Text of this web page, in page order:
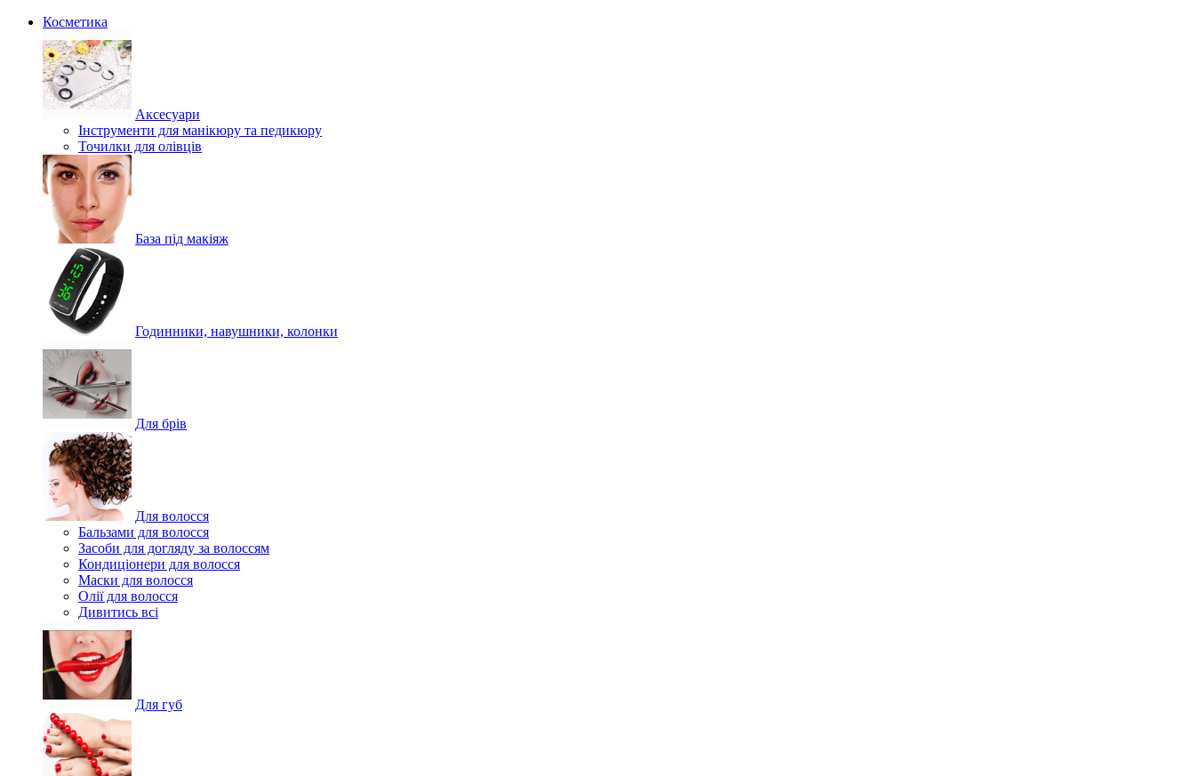
Косметика
Аксесуари
Інструменти для манікюру та педикюру
Точилки для олівців
База під макіяж
Годинники, навушники, колонки
Для брів
Для волосся
Бальзами для волосся
Засоби для догляду за волоссям
Кондиціонери для волосся
Маски для волосся
Олії для волосся
Дивитись всі
Для губ